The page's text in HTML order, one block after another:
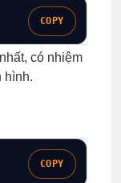
COPY
có nhiệm
hình.
COPY